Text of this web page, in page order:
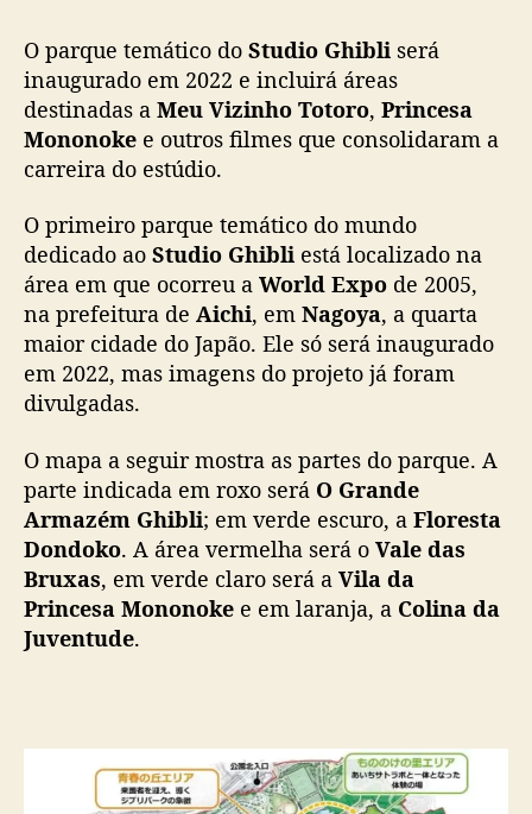
o
o
S
i
o
G
h
i
b
l
o
q
u
e
e
s
t
é
a
O parque temático do Studio Ghibli será
inaugurado em 2022 e incluirá áreas
destinadas a Meu Vizinho Totoro, Princesa
Mononoke e outros filmes que consolidaram a
carreira do estúdio.
O primeiro parque temático do mundo
dedicado ao Studio Ghibli está localizado na
área em que ocorreu a World Expo de 2005,
na prefeitura de Aichi, em Nagoya, a quarta
maior cidade do Japão. Ele só será inaugurado
em 2022, mas imagens do projeto já foram
divulgadas.
O mapa a seguir mostra as partes do parque. A
parte indicada em roxo será O Grande
Armazém Ghibli; em verde escuro, a Floresta
Dondoko. A área vermelha será o Vale das
Bruxas, em verde claro será a Vila da
Princesa Mononoke e em laranja, a Colina da
Juventude.